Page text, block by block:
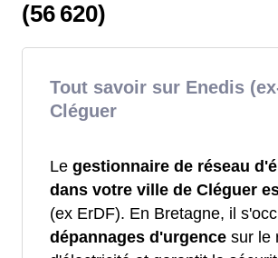
(56 620)
Tout savoir sur Enedis
Cléguer
Le gestionnaire de réseau
dans votre ville de Cléguer
(ex ErDF). En Bretagne, il
dépannages d'urgence sur le